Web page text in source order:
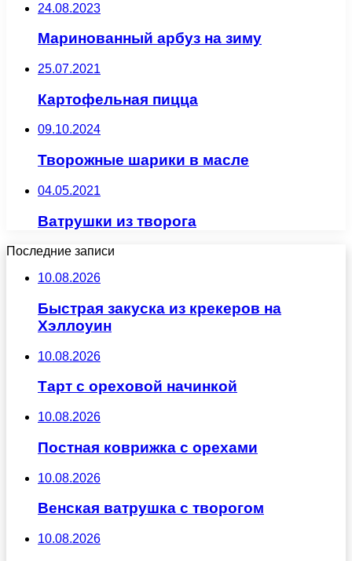
24.08.2023
Маринованный арбуз на зиму
25.07.2021
Картофельная пицца
09.10.2024
Творожные шарики в масле
04.05.2021
Ватрушки из творога
Последние записи
10.08.2026
Быстрая закуска из крекеров на
Хэллоуин
10.08.2026
Тарт с ореховой начинкой
10.08.2026
Постная коврижка с орехами
10.08.2026
Венская ватрушка с творогом
10.08.2026